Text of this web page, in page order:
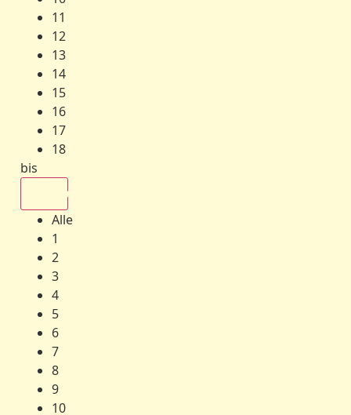
11
12
13
14
15
16
17
18
bis
Alle
1
2
3
4
5
6
7
8
9
10